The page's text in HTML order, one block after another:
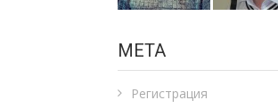
МЕТА
Регистрация